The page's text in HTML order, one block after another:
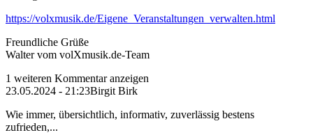
https://volxmusik.de/Eigene_Veranstaltungen_verwalten.html
Freundliche Grüße
Walter vom volXmusik.de-Team
1 weiteren Kommentar anzeigen
23.05.2024 - 21:23Birgit Birk
Wie immer, übersichtlich, informativ, zuverlässig bestens
zufrieden,...